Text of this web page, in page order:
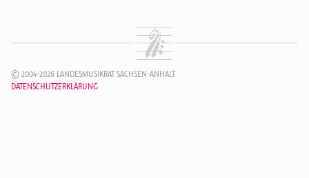
© 2004-2026 LANDESMUSIKRAT SACHSEN-ANHALT
DATENSCHUTZERKLÄRUNG